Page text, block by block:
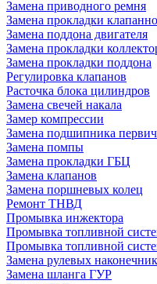
Замена приводного ремня
Замена прокладки
Замена поддона двигателя
Замена прокладки
Замена прокладки поддона
Регулировка клапанов
Расточка блока цилиндров
Замена свечей накала
Замер компрессии
Замена подшипника
Замена помпы
Замена прокладки ГБЦ
Замена клапанов
Замена поршневых колец
Ремонт ТНВД
Промывка инжектора
Промывка топливной
Промывка топливной
Замена рулевых
Замена шланга ГУР